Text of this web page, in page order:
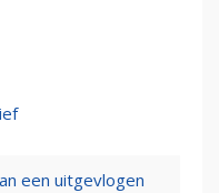
een uitgevlogen